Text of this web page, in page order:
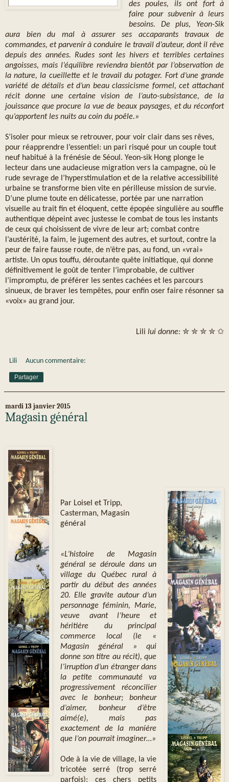
des poules, ils ont fort à
faire pour subvenir à leurs
besoins. De plus, Yeon-Sik
aura bien du mal à assurer ses accaparants travaux de
commandes, et parvenir à conduire le travail d’auteur, dont il rêve
depuis des années. Rudes sont les hivers et terribles certaines
angoisses, mais l’équilibre reviendra bientôt par l’observation de
la nature, la cueillette et le travail du potager. Fort d’une grande
variété de détails et d’un beau classicisme formel, cet attachant
récit donne une certaine vision de l’auto-subsistance, de la
jouissance que procure la vue de beaux paysages, et du réconfort
qu’apportent les nuits au coin du poêle.»
S’isoler pour mieux se retrouver, pour voir clair dans ses rêves,
pour réapprendre l’essentiel: un pari risqué pour un couple tout
neuf habitué à la frénésie de Séoul. Yeon-sik Hong plonge le
lecteur dans une audacieuse migration vers la campagne, où le
rude sevrage de l’hyperstimulation et de la relative accessibilité
urbaine se transforme bien vite en périlleuse mission de survie.
D’une plume toute en délicatesse, portée par une narration
visuelle au trait fin et éloquent, cette épopée singulière au souffle
authentique dépeint avec justesse le combat de tous les instants
de ceux qui choisissent de vivre de leur art; combat contre
l’austérité, la faim, le jugement des autres, et surtout, contre la
peur de faire fausse route, de n’être pas, au fond, un «vrai»
artiste. Un opus touffu, déroutante quête initiatique, qui donne
définitivement le goût de tenter l’improbable, de cultiver
l’impromptu, de préférer les sentes cachées et les parcours
sinueux, de braver les tempêtes, pour enfin oser faire résonner sa
«voix» au grand jour.
Lili lui donne: ✮ ✮ ✮ ✮ ✩
Lili Aucun commentaire:
Partager
mardi 13 janvier 2015
Magasin général
Par Loisel et Tripp,
Casterman, Magasin
général
«L’histoire de Magasin
général se déroule dans un
village du Québec rural à
partir du début des années
20. Elle gravite autour d’un
personnage féminin, Marie,
veuve avant l’heure et
héritière du principal
commerce local (le «
Magasin général » qui
donne son titre au récit), que
l’irruption d’un étranger dans
la petite communauté va
progressivement réconcilier
avec le bonheur; bonheur
d’aimer, bonheur d’être
aimé(e), mais pas
exactement de la manière
que l’on pourrait imaginer…»
Ode à la vie de village, la vie
tricotée serré (trop serré
parfois); ces chers petits